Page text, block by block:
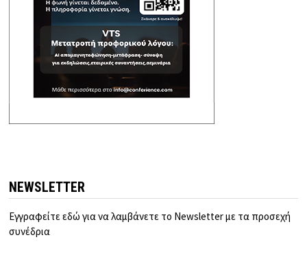
NEWSLETTER
Εγγραφείτε εδώ για να λαμβάνετε το Newsletter με τα προσεχή
συνέδρια